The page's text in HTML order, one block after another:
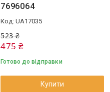
7696064
UA17035
523 ₴
475 ₴
Готово до відправки
Купити